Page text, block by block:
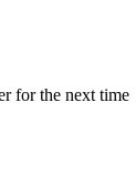
for the next time